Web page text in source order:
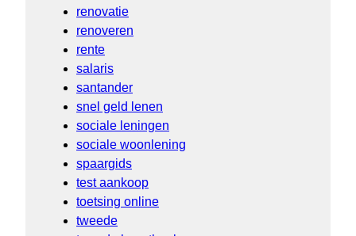
renovatie
renoveren
rente
salaris
santander
snel geld lenen
sociale leningen
sociale woonlening
spaargids
test aankoop
toetsing online
tweede